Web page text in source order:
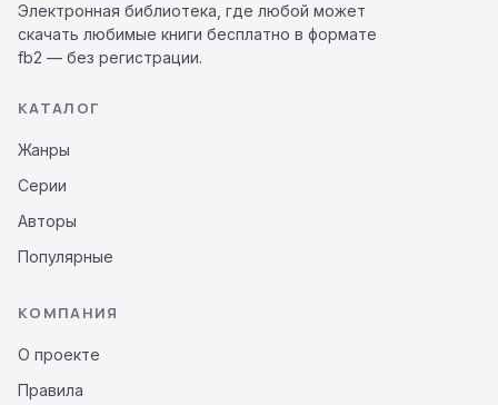
Электронная библиотека, где любой может
скачать любимые книги бесплатно в формате
fb2 — без регистрации.
КАТАЛОГ
Жанры
Серии
Авторы
Популярные
КОМПАНИЯ
О проекте
Правила